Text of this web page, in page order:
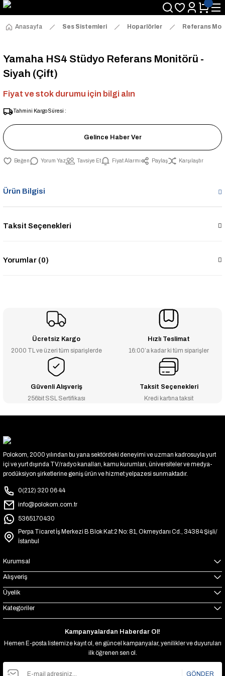
Anasayfa Ses Sistemleri Hoparlörler Referans
Yamaha HS4 Stüdyo Referans Monitörü -
Siyah (Çift)
Fiyat ve stok durumu için bilgi alın
Tahmini Kargo Süresi :
Gelince Haber Ver
Yorum Yaz Tavsiye Et Fiyat Alarmı Paylaş Karşılaştır
Ürün Bilgisi
Taksit Seçenekleri
Yorumlar (0)
Ücretsiz Kargo
2000 TL ve üzeri tüm siparişlerde
Hızlı Teslimat
16:00’a kadar ki tüm siparişler
Güvenli Alışveriş
256bit SSL Sertifikası
Taksit Seçenekleri
Kredi kartına taksit
Polokom, 2000 yılından bu yana sektördeki deneyimi ve uzman kadrosuyla yurt
içi ve yurt dışında TV/radyo kanalları, kamu kurumları, üniversiteler ve medya-
prodüksiyon şirketlerine geniş ürün ve hizmet yelpazesi sunmaktadır.
0(212) 320 06 44
info@polokom.com.tr
5365170430
Perpa Ticaret İş Merkezi B Blok Kat:2 No: 81, Okmeydanı Cd., 34384 Şişli/
İstanbul
Kurumsal
Alışveriş
Üyelik
Kategoriler
Kampanyalardan Haberdar Ol!
Hemen E-posta listemize kayıt ol, en güncel kampanyalar, yenilikler ve duyuruları
ilk öğrenen sen ol.
GÖNDER